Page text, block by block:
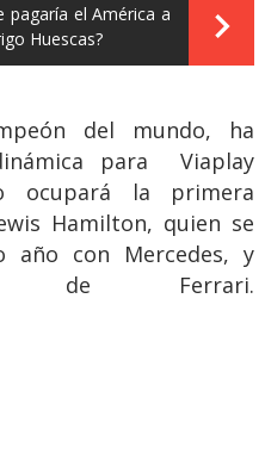
pagaría el América a
Huescas?
del mundo, ha
para Viaplay
ocupará la primera
Hamilton, quien se
año con Mercedes, y
de Ferrari.